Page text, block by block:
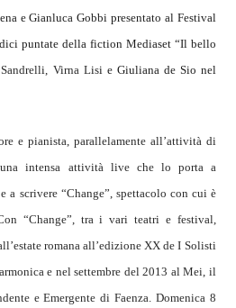
e Gianluca Gobbi presentato al Festival
puntate della fiction Mediaset “Il bello
i , Virna Lisi e Giuliana de Sio nel
e pianista, parallelamente all’attività di
intensa attività live che lo porta a
a scrivere “Change”, spettacolo con cui è
“Change”, tra i vari teatri e festival,
romana all’edizione XX de I Solisti
e nel settembre del 2013 al Mei, il
e Emergente di Faenza. Domenica 8